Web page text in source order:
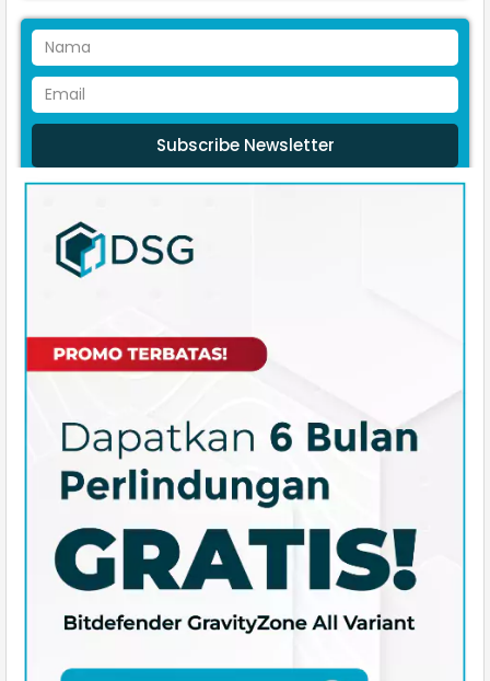
Subscribe Newsletter